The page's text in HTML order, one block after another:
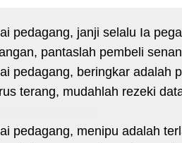
pedagang, janji selalu Ia
pantaslah pembeli
pedagang, beringkar adalah
terang, mudahlah rezeki
pedagang, menipu adalah